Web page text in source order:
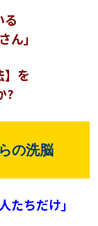
る
ん」
】を
?
の洗脳
たちだけ」